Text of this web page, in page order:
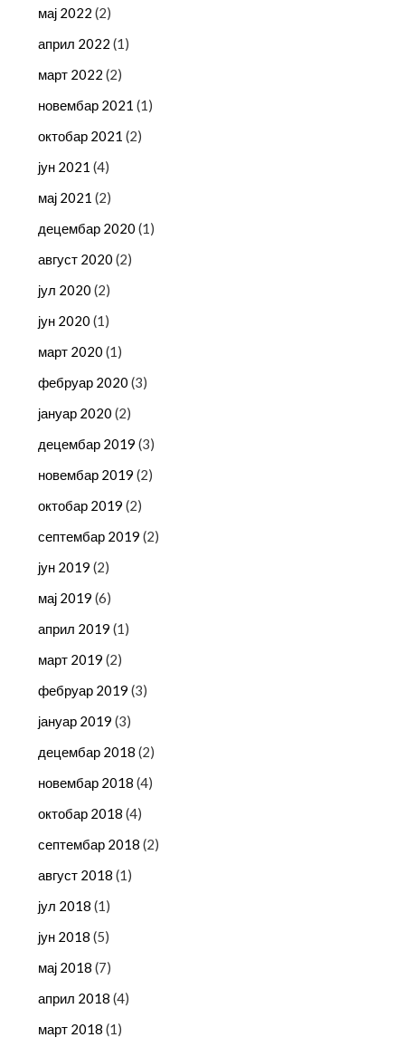
мај 2022 (2)
април 2022 (1)
март 2022 (2)
новембар 2021 (1)
октобар 2021 (2)
јун 2021 (4)
мај 2021 (2)
децембар 2020 (1)
август 2020 (2)
јул 2020 (2)
јун 2020 (1)
март 2020 (1)
фебруар 2020 (3)
јануар 2020 (2)
децембар 2019 (3)
новембар 2019 (2)
октобар 2019 (2)
септембар 2019 (2)
јун 2019 (2)
мај 2019 (6)
април 2019 (1)
март 2019 (2)
фебруар 2019 (3)
јануар 2019 (3)
децембар 2018 (2)
новембар 2018 (4)
октобар 2018 (4)
септембар 2018 (2)
август 2018 (1)
јул 2018 (1)
јун 2018 (5)
мај 2018 (7)
април 2018 (4)
март 2018 (1)